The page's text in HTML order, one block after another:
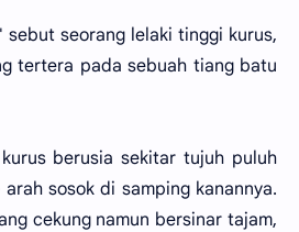
sebut seorang lelaki tinggi kurus,
tertera pada sebuah tiang batu
berusia sekitar tujuh puluh
sosok di samping kanannya.
cekung namun bersinar tajam,